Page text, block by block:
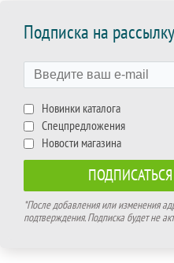
Подписка на
Новинки каталога
Спецпредложения
Новости магазина
*После добавления или изменения
подтверждения. Подписка будет не